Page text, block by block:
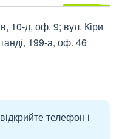
10-д, оф. 9; вул. Кіри
199-а, оф. 46
телефон і